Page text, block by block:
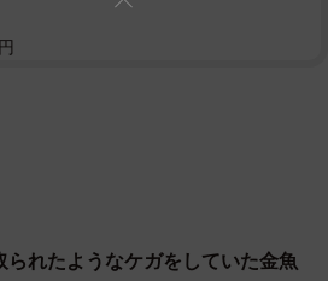
られたようなケガをしていた金魚